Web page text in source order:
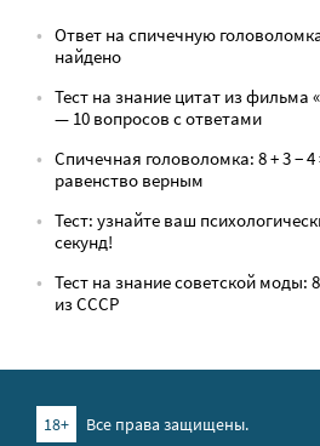
Ответ на спичечную
найдено
Тест на знание цитат из фильма
— 10 вопросов с ответами
Спичечная головоломка: 8 + 3 −
равенство верным
Тест: узнайте ваш
секунд!
Тест на знание советской моды:
из СССР
18+
Все права защищены.